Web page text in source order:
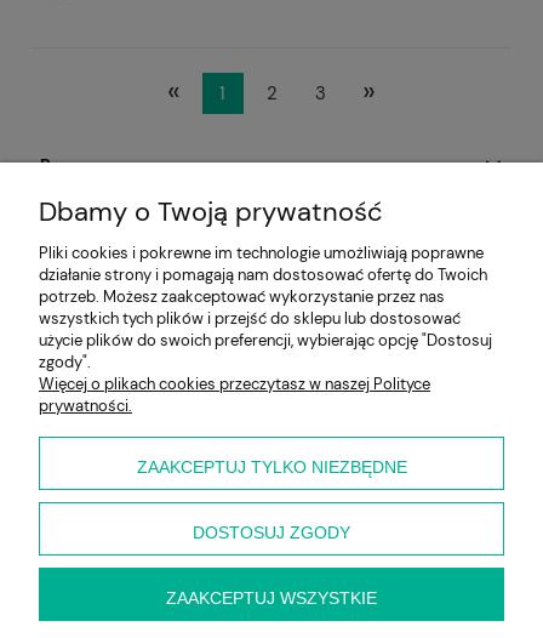
« 1 2 3 »
Pomoc
Aktualności
Moje konto
Płatności i dostawa
Informacje
Dbamy o Twoją prywatność
Pliki cookies i pokrewne im technologie umożliwiają poprawne
działanie strony i pomagają nam dostosować ofertę do Twoich
potrzeb. Możesz zaakceptować wykorzystanie przez nas
wszystkich tych plików i przejść do sklepu lub dostosować
użycie plików do swoich preferencji, wybierając opcję "Dostosuj
zgody".
Więcej o plikach cookies przeczytasz w naszej Polityce
prywatności.
ZAAKCEPTUJ TYLKO NIEZBĘDNE
DOSTOSUJ ZGODY
ZAAKCEPTUJ WSZYSTKIE